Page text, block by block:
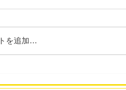
しました。
を追加…